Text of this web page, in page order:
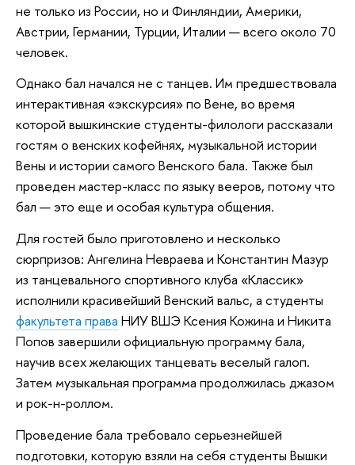
не только из России, но и Финляндии, Америки,
Австрии, Германии, Турции, Италии — всего около 70
человек.
Однако бал начался не с танцев. Им предшествовала
интерактивная «экскурсия» по Вене, во время
которой вышкинские студенты-филологи рассказали
гостям о венских кофейнях, музыкальной истории
Вены и истории самого Венского бала. Также был
проведен мастер-класс по языку вееров, потому что
бал — это еще и особая культура общения.
Для гостей было приготовлено и несколько
сюрпризов: Ангелина Невраева и Константин Мазур
из танцевального спортивного клуба «Классик»
исполнили красивейший Венский вальс, а студенты
факультета права НИУ ВШЭ Ксения Кожина и Никита
Попов завершили официальную программу бала,
научив всех желающих танцевать веселый галоп.
Затем музыкальная программа продолжилась джазом
и рок-н-роллом.
Проведение бала требовало серьезнейшей
подготовки, которую взяли на себя студенты Вышки